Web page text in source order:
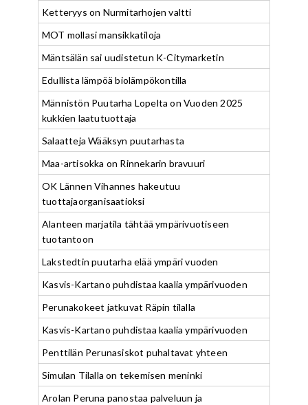
Ketteryys on Nurmitarhojen valtti
MOT mollasi mansikkatiloja
Mäntsälän sai uudistetun K-Citymarketin
Edullista lämpöä biolämpökontilla
Männistön Puutarha Lopelta on Vuoden 2025
kukkien laatutuottaja
Salaatteja Wääksyn puutarhasta
Maa-artisokka on Rinnekarin bravuuri
OK Lännen Vihannes hakeutuu
tuottajaorganisaatioksi
Alanteen marjatila tähtää ympärivuotiseen
tuotantoon
Lakstedtin puutarha elää ympäri vuoden
Kasvis-Kartano puhdistaa kaalia ympärivuoden
Perunakokeet jatkuvat Räpin tilalla
Kasvis-Kartano puhdistaa kaalia ympärivuoden
Penttilän Perunasiskot puhaltavat yhteen
Simulan Tilalla on tekemisen meninki
Arolan Peruna panostaa palveluun ja